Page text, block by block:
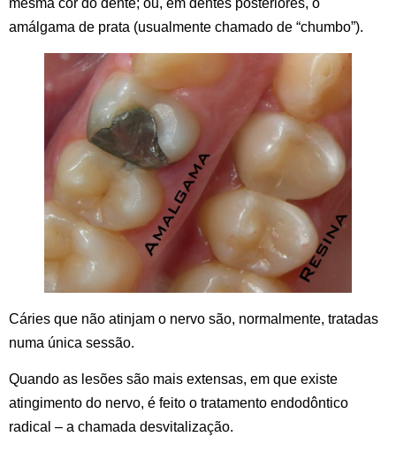
mesma cor do dente; ou, em dentes posteriores, o
amálgama de prata (usualmente chamado de “chumbo”).
Cáries que não atinjam o nervo são, normalmente, tratadas
numa única sessão.
Quando as lesões são mais extensas, em que existe
atingimento do nervo, é feito o tratamento endodôntico
radical – a chamada desvitalização.